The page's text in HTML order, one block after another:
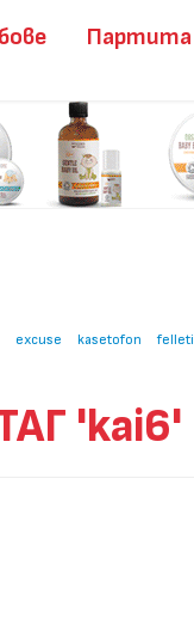
Партита
excuse kasetofon felleti
'kai6'